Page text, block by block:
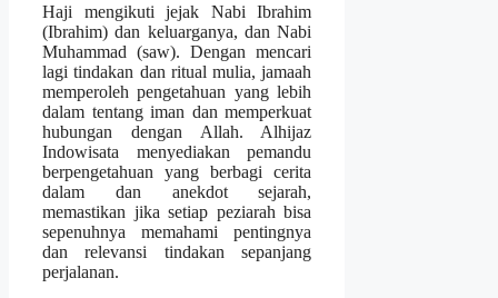
Haji mengikuti jejak Nabi Ibrahim
(Ibrahim) dan keluarganya, dan Nabi
Muhammad (saw). Dengan mencari
lagi tindakan dan ritual mulia, jamaah
memperoleh pengetahuan yang lebih
dalam tentang iman dan memperkuat
hubungan dengan Allah. Alhijaz
Indowisata menyediakan pemandu
berpengetahuan yang berbagi cerita
dalam dan anekdot sejarah,
memastikan jika setiap peziarah bisa
sepenuhnya memahami pentingnya
dan relevansi tindakan sepanjang
perjalanan.